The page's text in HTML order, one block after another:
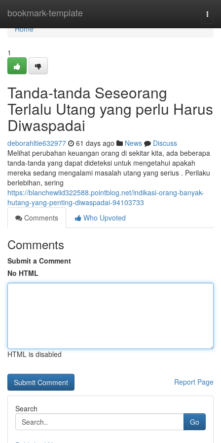
bookmark-template
Home
Home
1
Tanda-tanda Seseorang
Terlalu Utang yang perlu Harus
Diwaspadai
deborahltie632977 61 days ago News
Discuss
Melihat perubahan keuangan orang di sekitar kita, ada beberapa
tanda-tanda yang dapat dideteksi untuk mengetahui apakah
mereka sedang mengalami masalah utang yang serius . Perilaku
berlebihan, sering
https://blanchewlid322588.pointblog.net/indikasi-orang-banyak-
hutang-yang-penting-diwaspadai-94103733
Comments
Who Upvoted
Comments
Submit a Comment
No HTML
HTML is disabled
Report Page
Search
Go